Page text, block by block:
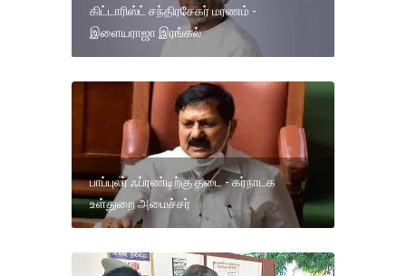
கிட்டாரிஸ்ட் சந்திரசேகர் மரணம் -
இளையராஜா இரங்கல்
பாப்புலர் ஃப்ரண்டிற்கு தடை - கர்நாடக
உள்துறை அமைச்சர்